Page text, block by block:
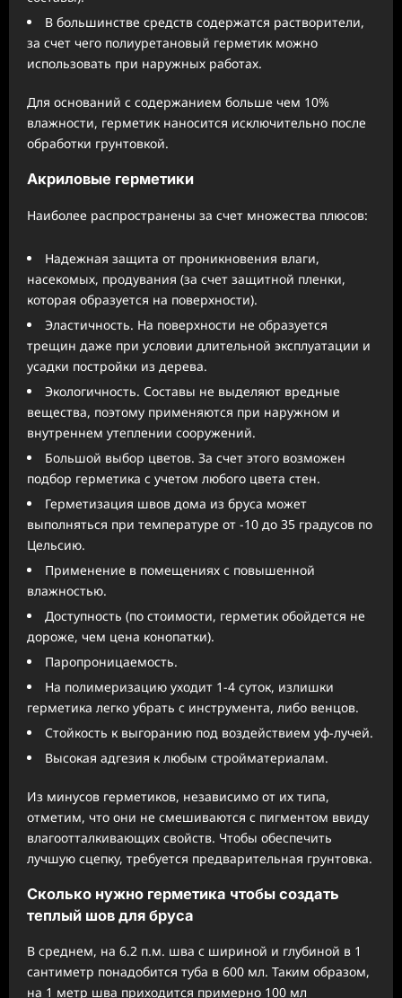
В большинстве средств содержатся растворители,
за счет чего полиуретановый герметик можно
использовать при наружных работах.
Для оснований с содержанием больше чем 10%
влажности, герметик наносится исключительно после
обработки грунтовкой.
Акриловые герметики
Наиболее распространены за счет множества плюсов:
Надежная защита от проникновения влаги,
насекомых, продувания (за счет защитной пленки,
которая образуется на поверхности).
Эластичность. На поверхности не образуется
трещин даже при условии длительной эксплуатации и
усадки постройки из дерева.
Экологичность. Составы не выделяют вредные
вещества, поэтому применяются при наружном и
внутреннем утеплении сооружений.
Большой выбор цветов. За счет этого возможен
подбор герметика с учетом любого цвета стен.
Герметизация швов дома из бруса может
выполняться при температуре от -10 до 35 градусов по
Цельсию.
Применение в помещениях с повышенной
влажностью.
Доступность (по стоимости, герметик обойдется не
дороже, чем цена конопатки).
Паропроницаемость.
На полимеризацию уходит 1-4 суток, излишки
герметика легко убрать с инструмента, либо венцов.
Стойкость к выгоранию под воздействием уф-лучей.
Высокая адгезия к любым стройматериалам.
Из минусов герметиков, независимо от их типа,
отметим, что они не смешиваются с пигментом ввиду
влагоотталкивающих свойств. Чтобы обеспечить
лучшую сцепку, требуется предварительная грунтовка.
Сколько нужно герметика чтобы создать
теплый шов для бруса
В среднем, на 6.2 п.м. шва с шириной и глубиной в 1
сантиметр понадобится туба в 600 мл. Таким образом,
на 1 метр шва приходится примерно 100 мл